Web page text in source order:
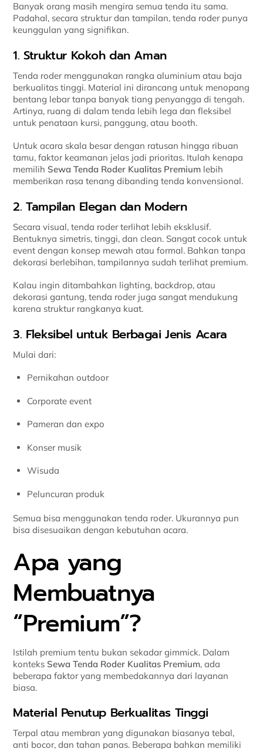
Banyak orang masih mengira semua tenda itu sama.
Padahal, secara struktur dan tampilan, tenda roder punya
keunggulan yang signifikan.
1. Struktur Kokoh dan Aman
Tenda roder menggunakan rangka aluminium atau baja
berkualitas tinggi. Material ini dirancang untuk menopang
bentang lebar tanpa banyak tiang penyangga di tengah.
Artinya, ruang di dalam tenda lebih lega dan fleksibel
untuk penataan kursi, panggung, atau booth.
Untuk acara skala besar dengan ratusan hingga ribuan
tamu, faktor keamanan jelas jadi prioritas. Itulah kenapa
memilih Sewa Tenda Roder Kualitas Premium lebih
memberikan rasa tenang dibanding tenda konvensional.
2. Tampilan Elegan dan Modern
Secara visual, tenda roder terlihat lebih eksklusif.
Bentuknya simetris, tinggi, dan clean. Sangat cocok untuk
event dengan konsep mewah atau formal. Bahkan tanpa
dekorasi berlebihan, tampilannya sudah terlihat premium.
Kalau ingin ditambahkan lighting, backdrop, atau
dekorasi gantung, tenda roder juga sangat mendukung
karena struktur rangkanya kuat.
3. Fleksibel untuk Berbagai Jenis Acara
Mulai dari:
Pernikahan outdoor
Corporate event
Pameran dan expo
Konser musik
Wisuda
Peluncuran produk
Semua bisa menggunakan tenda roder. Ukurannya pun
bisa disesuaikan dengan kebutuhan acara.
Apa yang
Membuatnya
“Premium”?
Istilah premium tentu bukan sekadar gimmick. Dalam
konteks Sewa Tenda Roder Kualitas Premium, ada
beberapa faktor yang membedakannya dari layanan
biasa.
Material Penutup Berkualitas Tinggi
Terpal atau membran yang digunakan biasanya tebal,
anti bocor, dan tahan panas. Beberapa bahkan memiliki